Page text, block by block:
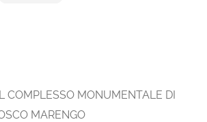
COMPLESSO MONUMENTALE DI
MARENGO